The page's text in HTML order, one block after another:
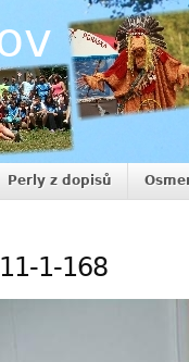
Perly z dopisů
1-168